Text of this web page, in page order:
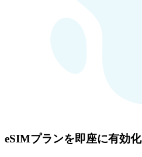
eSIMプランを即座に有効化